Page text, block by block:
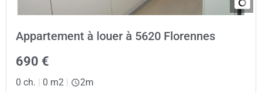
Appartement à louer à 5620 Florennes
690 €
0 ch. 0 m2 2m